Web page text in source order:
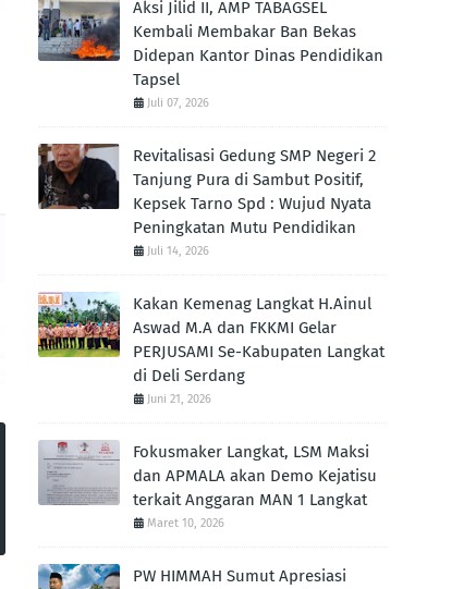
Aksi Jilid II, AMP TABAGSEL
Kembali Membakar Ban Bekas
Didepan Kantor Dinas Pendidikan
Tapsel
Juli 07, 2026
Revitalisasi Gedung SMP Negeri 2
Tanjung Pura di Sambut Positif,
Kepsek Tarno Spd : Wujud Nyata
Peningkatan Mutu Pendidikan
Juli 14, 2026
Kakan Kemenag Langkat H.Ainul
Aswad M.A dan FKKMI Gelar
PERJUSAMI Se-Kabupaten Langkat
di Deli Serdang
Juni 21, 2026
Fokusmaker Langkat, LSM Maksi
dan APMALA akan Demo Kejatisu
terkait Anggaran MAN 1 Langkat
Maret 10, 2026
PW HIMMAH Sumut Apresiasi